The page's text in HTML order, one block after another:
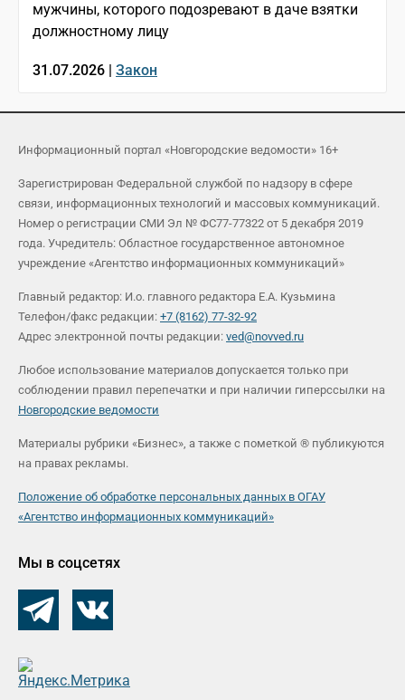
мужчины, которого подозревают в даче взятки
должностному лицу
31.07.2026 | Закон
Информационный портал «Новгородские ведомости» 16+
Зарегистрирован Федеральной службой по надзору в сфере
связи, информационных технологий и массовых коммуникаций.
Номер о регистрации СМИ Эл № ФС77-77322 от 5 декабря 2019
года. Учредитель: Областное государственное автономное
учреждение «Агентство информационных коммуникаций»
Главный редактор: И.о. главного редактора Е.А. Кузьмина
Телефон/факс редакции: +7 (8162) 77-32-92
Адрес электронной почты редакции: ved@novved.ru
Любое использование материалов допускается только при
соблюдении правил перепечатки и при наличии гиперссылки на
Новгородские ведомости
Материалы рубрики «Бизнес», а также с пометкой ® публикуются
на правах рекламы.
Положение об обработке персональных данных в ОГАУ
«Агентство информационных коммуникаций»
Мы в соцсетях